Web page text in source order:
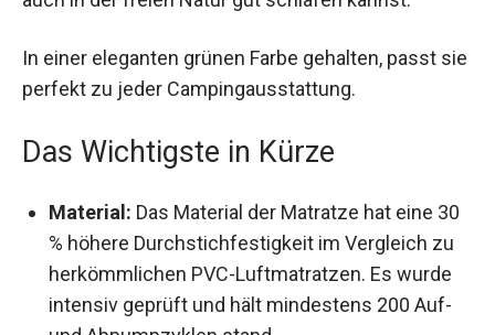
auch in der freien Natur gut schlafen kannst.
In einer eleganten grünen Farbe gehalten, passt
sie perfekt zu jeder Campingausstattung.
Das Wichtigste in Kürze
Material: Das Material der Matratze hat eine
30 % höhere Durchstichfestigkeit im Vergleich
zu herkömmlichen PVC-Luftmatratzen. Es
wurde intensiv geprüft und hält mindestens